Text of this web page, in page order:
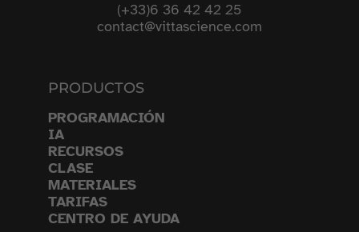
(+33)6 36 42 42 25
contact@vittascience.com
PRODUCTOS
PROGRAMACIÓN
IA
RECURSOS
CLASE
MATERIALES
TARIFAS
CENTRO DE AYUDA